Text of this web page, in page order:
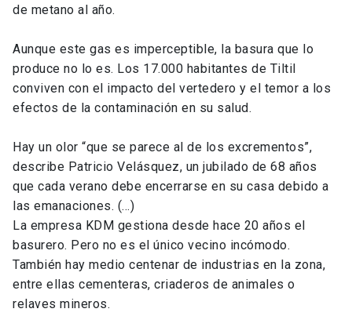
de metano al año.
Aunque este gas es imperceptible, la basura que lo
produce no lo es. Los 17.000 habitantes de Tiltil
conviven con el impacto del vertedero y el temor a los
efectos de la contaminación en su salud.
Hay un olor “que se parece al de los excrementos”,
describe Patricio Velásquez, un jubilado de 68 años
que cada verano debe encerrarse en su casa debido a
las emanaciones. (…)
La empresa KDM gestiona desde hace 20 años el
basurero. Pero no es el único vecino incómodo.
También hay medio centenar de industrias en la zona,
entre ellas cementeras, criaderos de animales o
relaves mineros.